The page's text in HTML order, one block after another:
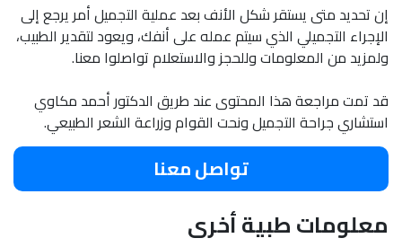
إن تحديد متى يستقر شكل الأنف بعد عملية التجميل أمر يرجع إلى
الإجراء التجميلي الذي سيتم عمله على أنفك، ويعود لتقدير الطبيب،
ولمزيد من المعلومات وللحجز والاستعلام تواصلوا معنا.
قد تمت مراجعة هذا المحتوى عند طريق الدكتور أحمد مكاوي
استشاري جراحة التجميل ونحت القوام وزراعة الشعر الطبيعي.
تواصل معنا
معلومات طبية أخرى